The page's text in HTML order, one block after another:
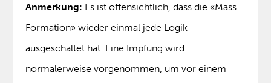
Anmerkung: Es ist offensichtlich, dass die «Mass
Formation» wieder einmal jede Logik
ausgeschaltet hat. Eine Impfung wird
normalerweise vorgenommen, um vor einem